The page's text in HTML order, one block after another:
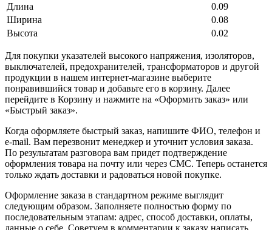
Длина
0.09
Ширина
0.08
Высота
0.02
Для покупки указателей высокого напряжения, изоляторов,
выключателей, предохранителей, трансформаторов и другой
продукции в нашем интернет-магазине выберите
понравившийся товар и добавьте его в корзину. Далее
перейдите в Корзину и нажмите на «Оформить заказ» или
«Быстрый заказ».
Когда оформляете быстрый заказ, напишите ФИО, телефон и
e-mail. Вам перезвонит менеджер и уточнит условия заказа.
По результатам разговора вам придет подтверждение
оформления товара на почту или через СМС. Теперь останется
только ждать доставки и радоваться новой покупке.
Оформление заказа в стандартном режиме выглядит
следующим образом. Заполняете полностью форму по
последовательным этапам: адрес, способ доставки, оплаты,
данные о себе. Советуем в комментарии к заказу написать